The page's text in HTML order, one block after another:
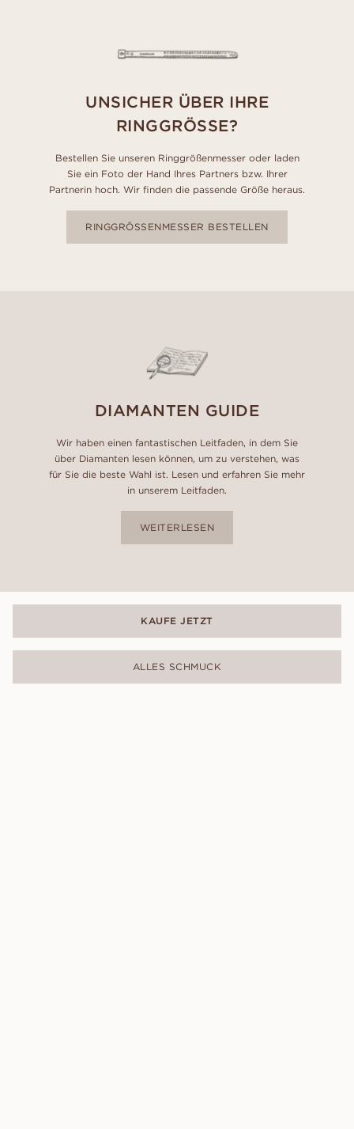
UNSICHER ÜBER IHRE
RINGGRÖSSE?
Bestellen Sie unseren Ringgrößenmesser oder laden
Sie ein Foto der Hand Ihres Partners bzw. Ihrer
Partnerin hoch. Wir finden die passende Größe heraus.
RINGGRÖSSENMESSER BESTELLEN
DIAMANTEN GUIDE
Wir haben einen fantastischen Leitfaden, in dem Sie
über Diamanten lesen können, um zu verstehen, was
für Sie die beste Wahl ist. Lesen und erfahren Sie mehr
in unserem Leitfaden.
WEITERLESEN
KAUFE JETZT
ALLES SCHMUCK